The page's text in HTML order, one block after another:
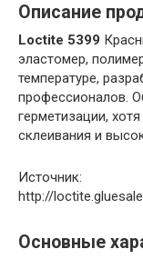
Описание
Loctite 5399
эластомер,
температуре,
профессионалов.
герметизации,
склеивания и
Источник:
http://
Основные